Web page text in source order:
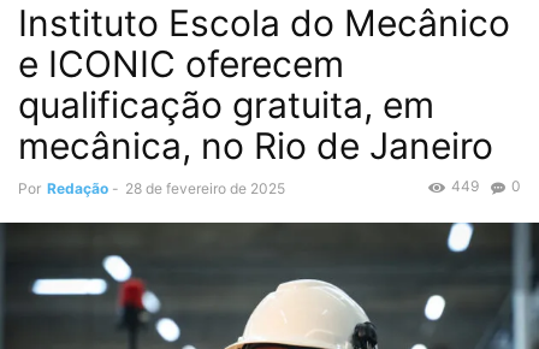
Instituto Escola do Mecânico
e ICONIC oferecem
qualificação gratuita, em
mecânica, no Rio de Janeiro
Por Redação - 28 de fevereiro de 2025 0
449